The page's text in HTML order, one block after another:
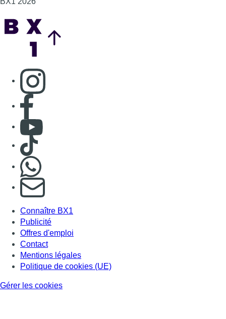
Consulter page Instagram
Consulter page Facebook
Consulter Youtube
Consulter TikTok
S'abonner à notre newsletter
Connaître BX1
Publicité
Offres d'emploi
Contact
Mentions légales
Politique de cookies (UE)
Gérer les cookies